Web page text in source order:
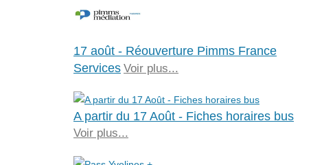
17 août - Réouverture Pimms France
Services Voir plus...
A partir du 17 Août - Fiches horaires bus
Voir plus...